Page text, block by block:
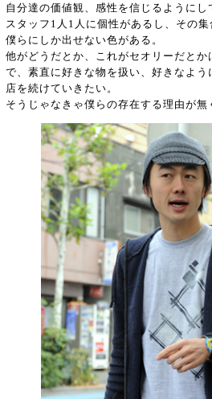
自分達の価値観、感性を信じるようにし
スタッフ1人1人に個性があるし、その
僕らにしか出せない色がある。
他がどうだとか、これがセオリーだと
で、素直に好きな物を扱い、好きなよ
店を続けていきたい。
そうじゃなきゃ僕らの存在する理由が無